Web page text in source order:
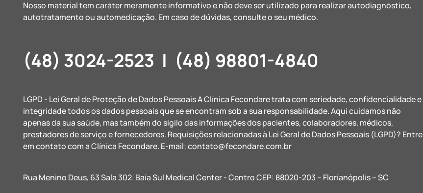
Nosso material tem caráter meramente informativo e não deve ser utilizado para realizar autodiagnóstico,
autotratamento ou automedicação. Em caso de dúvidas, consulte o seu médico.
(48) 3024-2523 | (48) 98801-4840
LGPD - Lei Geral de Proteção de Dados Pessoais A Clínica Fecondare trata com seriedade, confidencialidade e
integridade todos os dados pessoais que se encontram sob a sua responsabilidade. Aqui cuidamos não
apenas da sua saúde, mas também do sigilo das informações dos pacientes, colaboradores, médicos,
prestadores de serviço e fornecedores. Requisições relacionadas à Lei Geral de Dados Pessoais (LGPD)? Entre
em contato com a Clínica Fecondare. E-mail:contato@fecondare.com.br
Rua Menino Deus, 63 Sala 302. Baía Sul Medical Center - Centro CEP: 88020-203 – Florianópolis – SC